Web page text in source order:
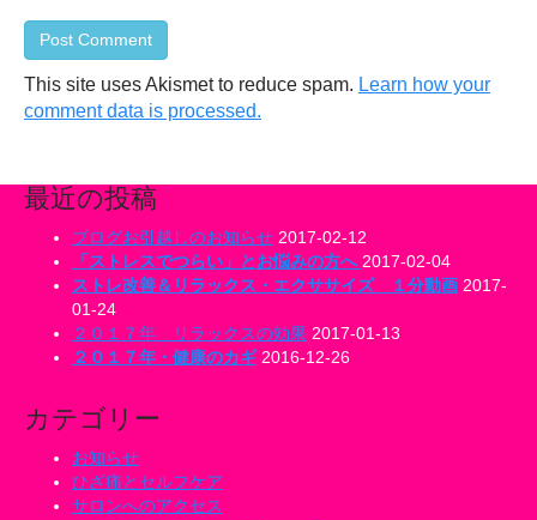
This site uses Akismet to reduce spam. Learn how your
comment data is processed.
最近の投稿
ブログお引越しのお知らせ 2017-02-12
「ストレスでつらい」とお悩みの方へ 2017-02-04
ストレ改善＆リラックス・エクササイズ １分動画 2017-
01-24
２０１７年 リラックスの効果 2017-01-13
２０１７年・健康のカギ 2016-12-26
カテゴリー
お知らせ
ひざ痛とセルフケア
サロンへのアクセス